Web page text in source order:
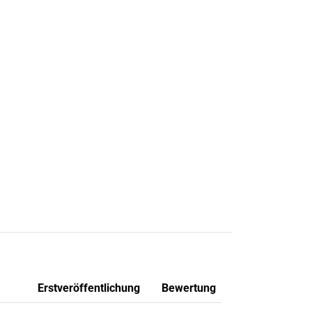
Erstveröffentlichung Bewertung